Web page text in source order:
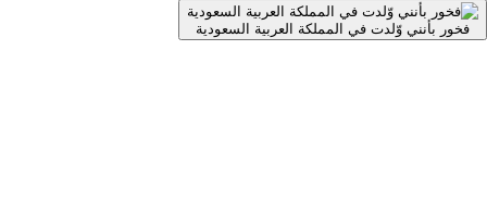
فخور بأنني وّلدت في المملكة العربية السعودية